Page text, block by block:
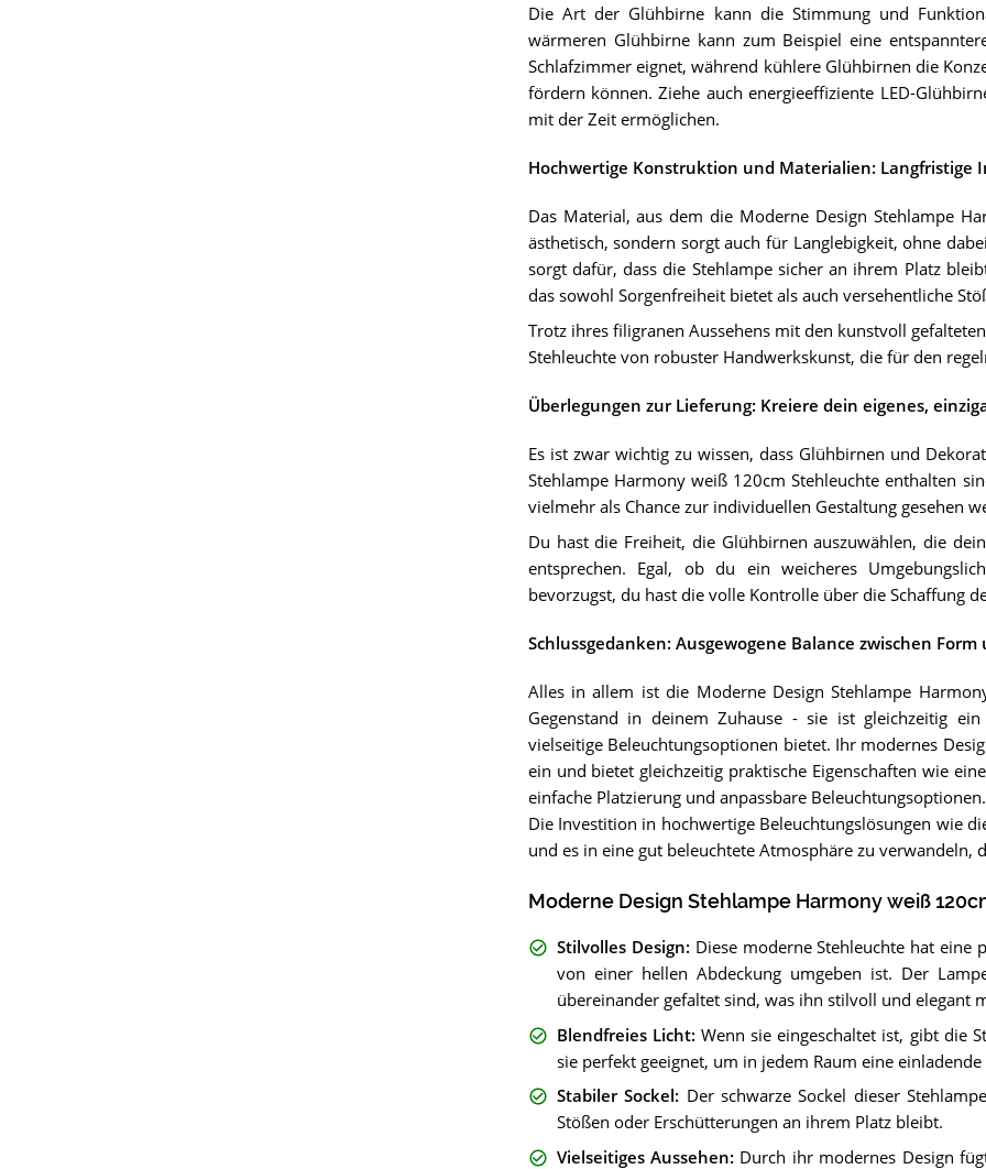
Die Art der Glühbirne kann die Stimmung und
wärmeren Glühbirne kann zum Beispiel eine
Schlafzimmer eignet, während kühlere Glühbirnen die
fördern können. Ziehe auch energieeffiziente LED-
mit der Zeit ermöglichen.
Hochwertige Konstruktion und Materialien: Langfristige
Das Material, aus dem die Moderne Design Stehlampe
ästhetisch, sondern sorgt auch für Langlebigkeit, ohne
sorgt dafür, dass die Stehlampe sicher an ihrem Platz
das sowohl Sorgenfreiheit bietet als auch versehentliche
Trotz ihres filigranen Aussehens mit den kunstvoll
Stehleuchte von robuster Handwerkskunst, die für den
Überlegungen zur Lieferung: Kreiere dein eigenes,
Es ist zwar wichtig zu wissen, dass Glühbirnen und
Stehlampe Harmony weiß 120cm Stehleuchte enthalten
vielmehr als Chance zur individuellen Gestaltung gesehen
Du hast die Freiheit, die Glühbirnen auszuwählen, die
entsprechen. Egal, ob du ein weicheres
bevorzugst, du hast die volle Kontrolle über die Schaffung
Schlussgedanken: Ausgewogene Balance zwischen
Alles in allem ist die Moderne Design Stehlampe
Gegenstand in deinem Zuhause - sie ist gleichzeitig
vielseitige Beleuchtungsoptionen bietet. Ihr modernes
ein und bietet gleichzeitig praktische Eigenschaften wie
einfache Platzierung und anpassbare Beleuchtungsoptionen.
Die Investition in hochwertige Beleuchtungslösungen wie
und es in eine gut beleuchtete Atmosphäre zu verwandeln,
Moderne Design Stehlampe Harmony weiß
Stilvolles Design: Diese moderne Stehleuchte hat
von einer hellen Abdeckung umgeben ist. Der
übereinander gefaltet sind, was ihn stilvoll und elegant
Blendfreies Licht:Wenn sie eingeschaltet ist, gibt die
sie perfekt geeignet, um in jedem Raum eine
Stabiler Sockel: Der schwarze Sockel dieser
Stößen oder Erschütterungen an ihrem Platz bleibt.
Vielseitiges Aussehen: Durch ihr modernes Design